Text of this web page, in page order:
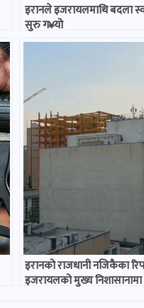
इरानले इजरायलमाथि बदला
सुरु ग¥यो
इरानको राजधानी नजिकैका
इजरायलको मुख्य निशासानामा